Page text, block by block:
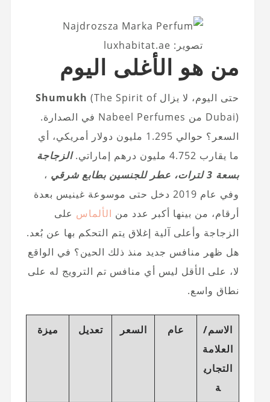
تصوير: luxhabitat.ae
من هو الأغلى اليوم
حتى اليوم، لا يزال Shumukh (The Spirit of
Dubai) من Nabeel Perfumes في الصدارة.
السعر؟ حوالي 1.295 مليون دولار أمريكي، أي
ما يقارب 4.752 مليون درهم إماراتي.
الزجاجة
بسعة 3 لترات، عطر للجنسين بطابع شرقي
،
وفي عام 2019 دخل حتى موسوعة غينيس بعدة
أرقام، من بينها أكبر عدد من الألماس على
الزجاجة وأعلى آلية إغلاق يتم التحكم بها عن بُعد.
هل ظهر منافس جديد منذ ذلك الحين؟ في الواقع
لا، على الأقل ليس أي منافس تم الترويج له على
نطاق واسع.
الاسم/
العلامة
التجاري
ة
عام السعر تعديل ميزة